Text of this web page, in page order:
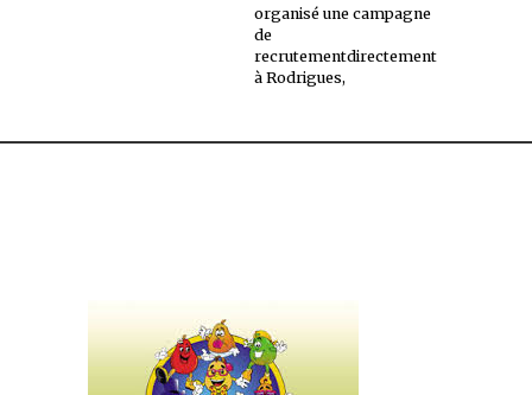
organisé une campagne
de
recrutementdirectement
à Rodrigues,